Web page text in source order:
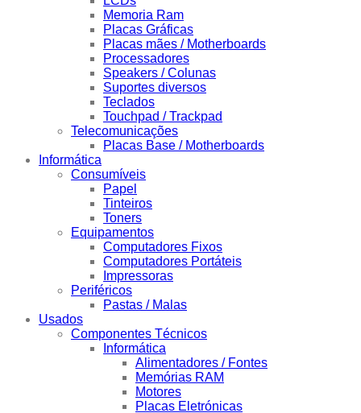
Memoria Ram
Placas Gráficas
Placas mães / Motherboards
Processadores
Speakers / Colunas
Suportes diversos
Teclados
Touchpad / Trackpad
Telecomunicações
Placas Base / Motherboards
Informática
Consumíveis
Papel
Tinteiros
Toners
Equipamentos
Computadores Fixos
Computadores Portáteis
Impressoras
Periféricos
Pastas / Malas
Usados
Componentes Técnicos
Informática
Alimentadores / Fontes
Memórias RAM
Motores
Placas Eletrónicas